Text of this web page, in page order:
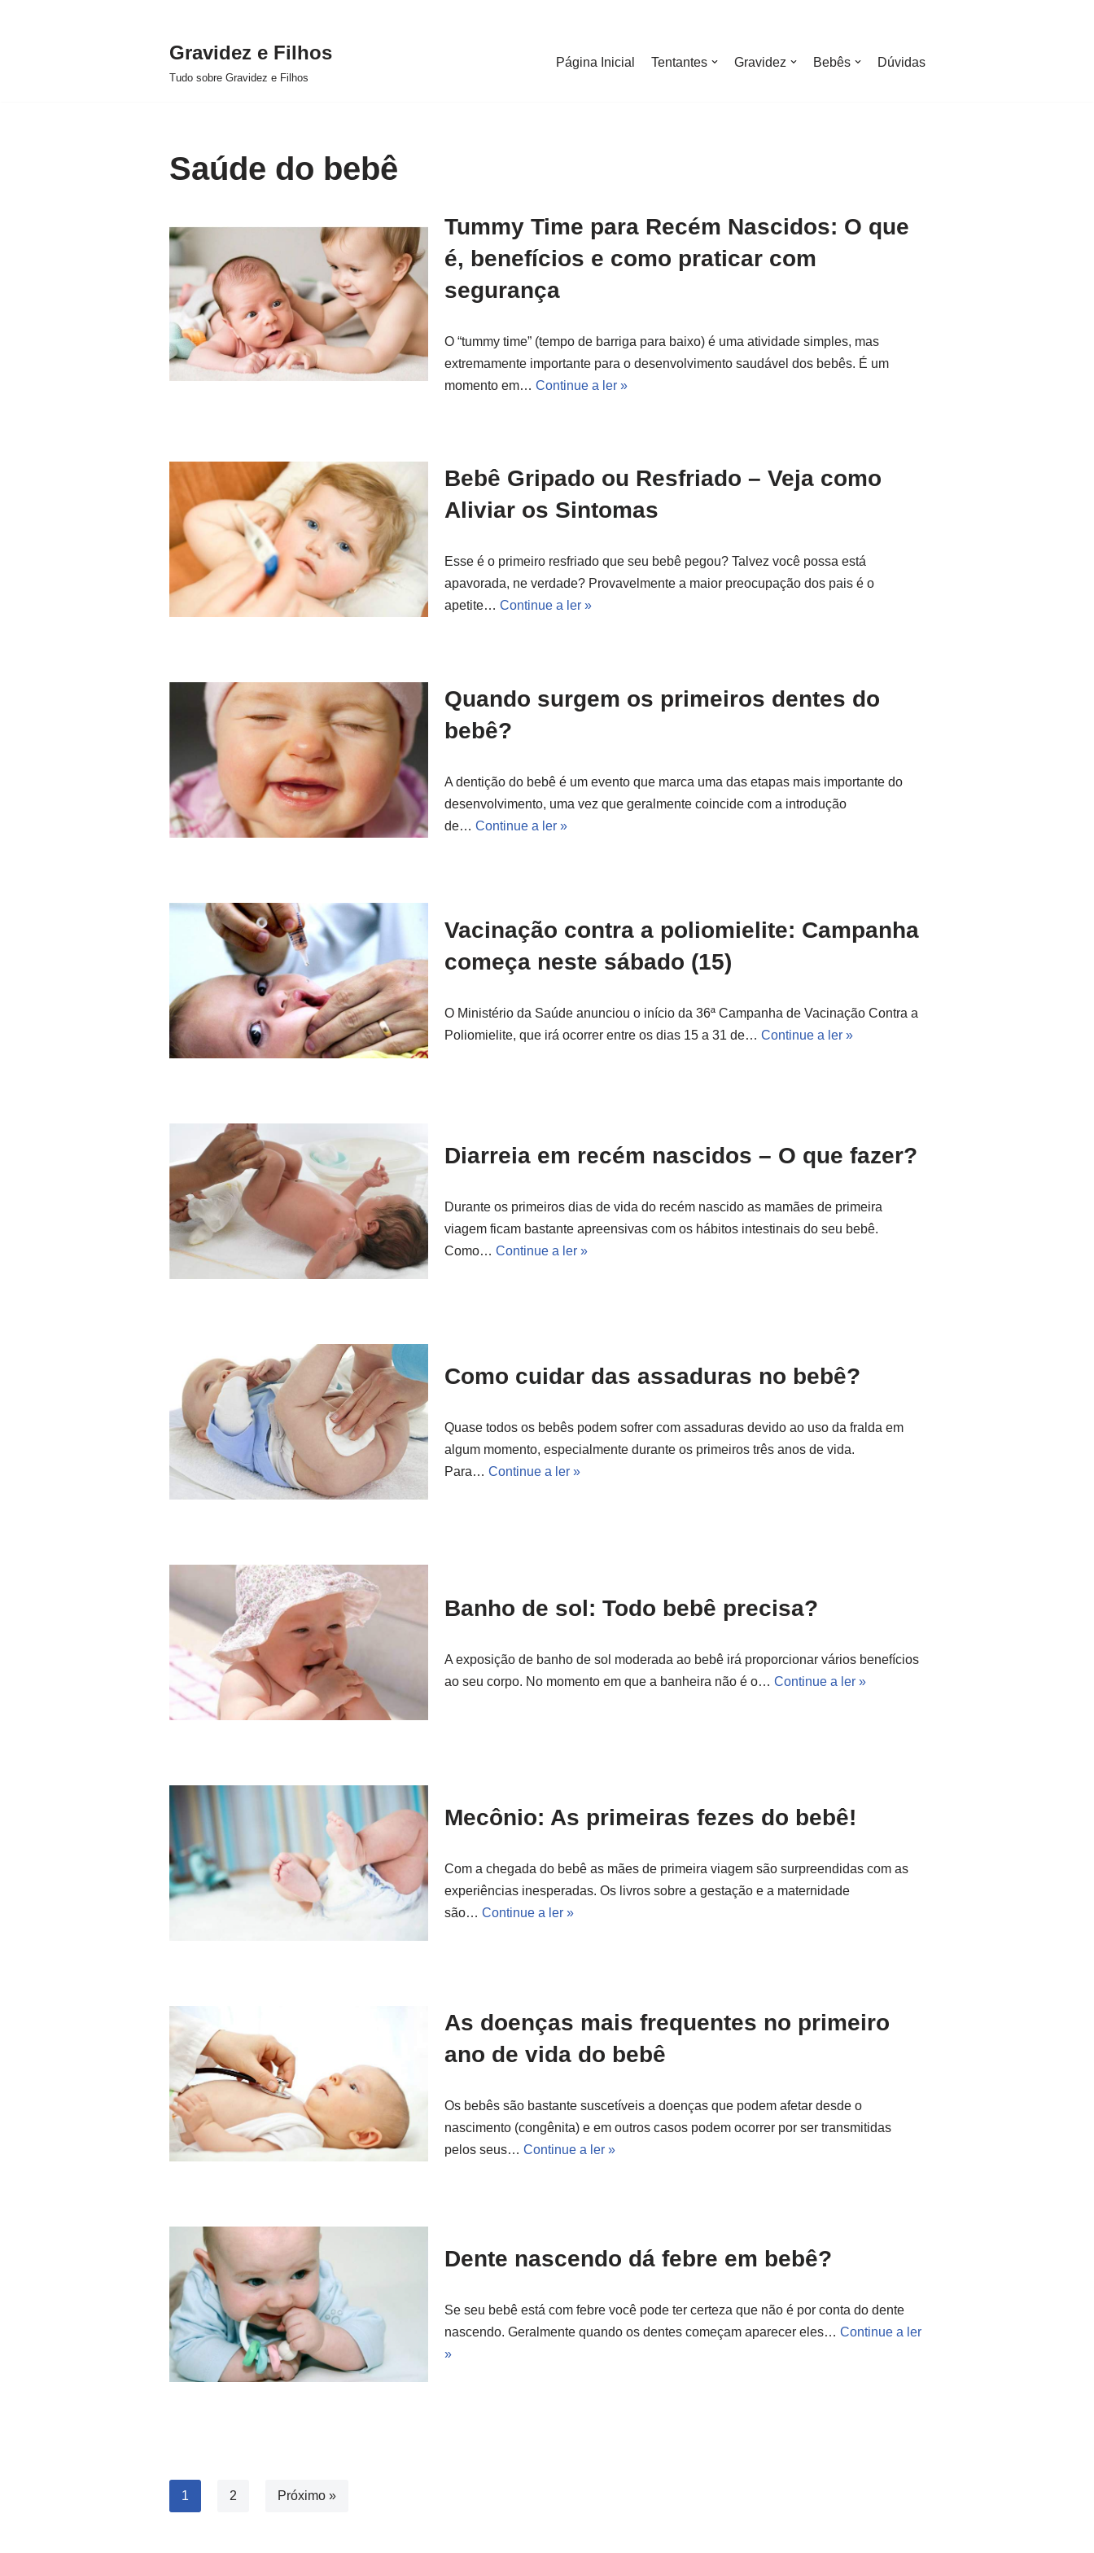
Gravidez e Filhos
Tudo sobre Gravidez e Filhos
Página Inicial Tentantes Gravidez Bebês Dúvidas
Saúde do bebê
Tummy Time para Recém Nascidos: O que
é, benefícios e como praticar com
segurança
O “tummy time” (tempo de barriga para baixo) é uma atividade simples, mas
extremamente importante para o desenvolvimento saudável dos bebês. É um
momento em… Continue a ler »
Bebê Gripado ou Resfriado – Veja como
Aliviar os Sintomas
Esse é o primeiro resfriado que seu bebê pegou? Talvez você possa está
apavorada, ne verdade? Provavelmente a maior preocupação dos pais é o
apetite… Continue a ler »
Quando surgem os primeiros dentes do
bebê?
A dentição do bebê é um evento que marca uma das etapas mais importante do
desenvolvimento, uma vez que geralmente coincide com a introdução
de… Continue a ler »
Vacinação contra a poliomielite: Campanha
começa neste sábado (15)
O Ministério da Saúde anunciou o início da 36ª Campanha de Vacinação Contra a
Poliomielite, que irá ocorrer entre os dias 15 a 31 de… Continue a ler »
Diarreia em recém nascidos – O que fazer?
Durante os primeiros dias de vida do recém nascido as mamães de primeira
viagem ficam bastante apreensivas com os hábitos intestinais do seu bebê.
Como… Continue a ler »
Como cuidar das assaduras no bebê?
Quase todos os bebês podem sofrer com assaduras devido ao uso da fralda em
algum momento, especialmente durante os primeiros três anos de vida.
Para… Continue a ler »
Banho de sol: Todo bebê precisa?
A exposição de banho de sol moderada ao bebê irá proporcionar vários benefícios
ao seu corpo. No momento em que a banheira não é o… Continue a ler »
Mecônio: As primeiras fezes do bebê!
Com a chegada do bebê as mães de primeira viagem são surpreendidas com as
experiências inesperadas. Os livros sobre a gestação e a maternidade
são… Continue a ler »
As doenças mais frequentes no primeiro
ano de vida do bebê
Os bebês são bastante suscetíveis a doenças que podem afetar desde o
nascimento (congênita) e em outros casos podem ocorrer por ser transmitidas
pelos seus… Continue a ler »
Dente nascendo dá febre em bebê?
Se seu bebê está com febre você pode ter certeza que não é por conta do dente
nascendo. Geralmente quando os dentes começam aparecer eles… Continue a ler
»
1 2 Próximo »